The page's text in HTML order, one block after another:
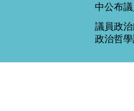
中公布
議員政
政治哲